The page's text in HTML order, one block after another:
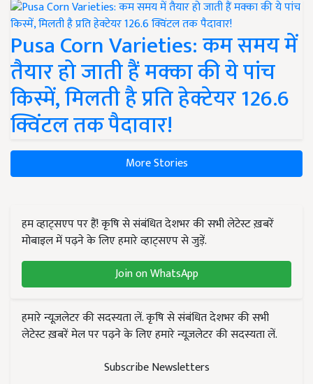
Pusa Corn Varieties: कम समय में
तैयार हो जाती हैं मक्का की ये पांच
किस्में, मिलती है प्रति हेक्टेयर 126.6
क्विंटल तक पैदावार!
More Stories
हम व्हाट्सएप पर हैं! कृषि से संबंधित देशभर की सभी लेटेस्ट ख़बरें
मोबाइल में पढ़ने के लिए हमारे व्हाट्सएप से जुड़ें.
Join on WhatsApp
हमारे न्यूज़लेटर की सदस्यता लें. कृषि से संबंधित देशभर की सभी
लेटेस्ट ख़बरें मेल पर पढ़ने के लिए हमारे न्यूज़लेटर की सदस्यता लें.
Subscribe Newsletters